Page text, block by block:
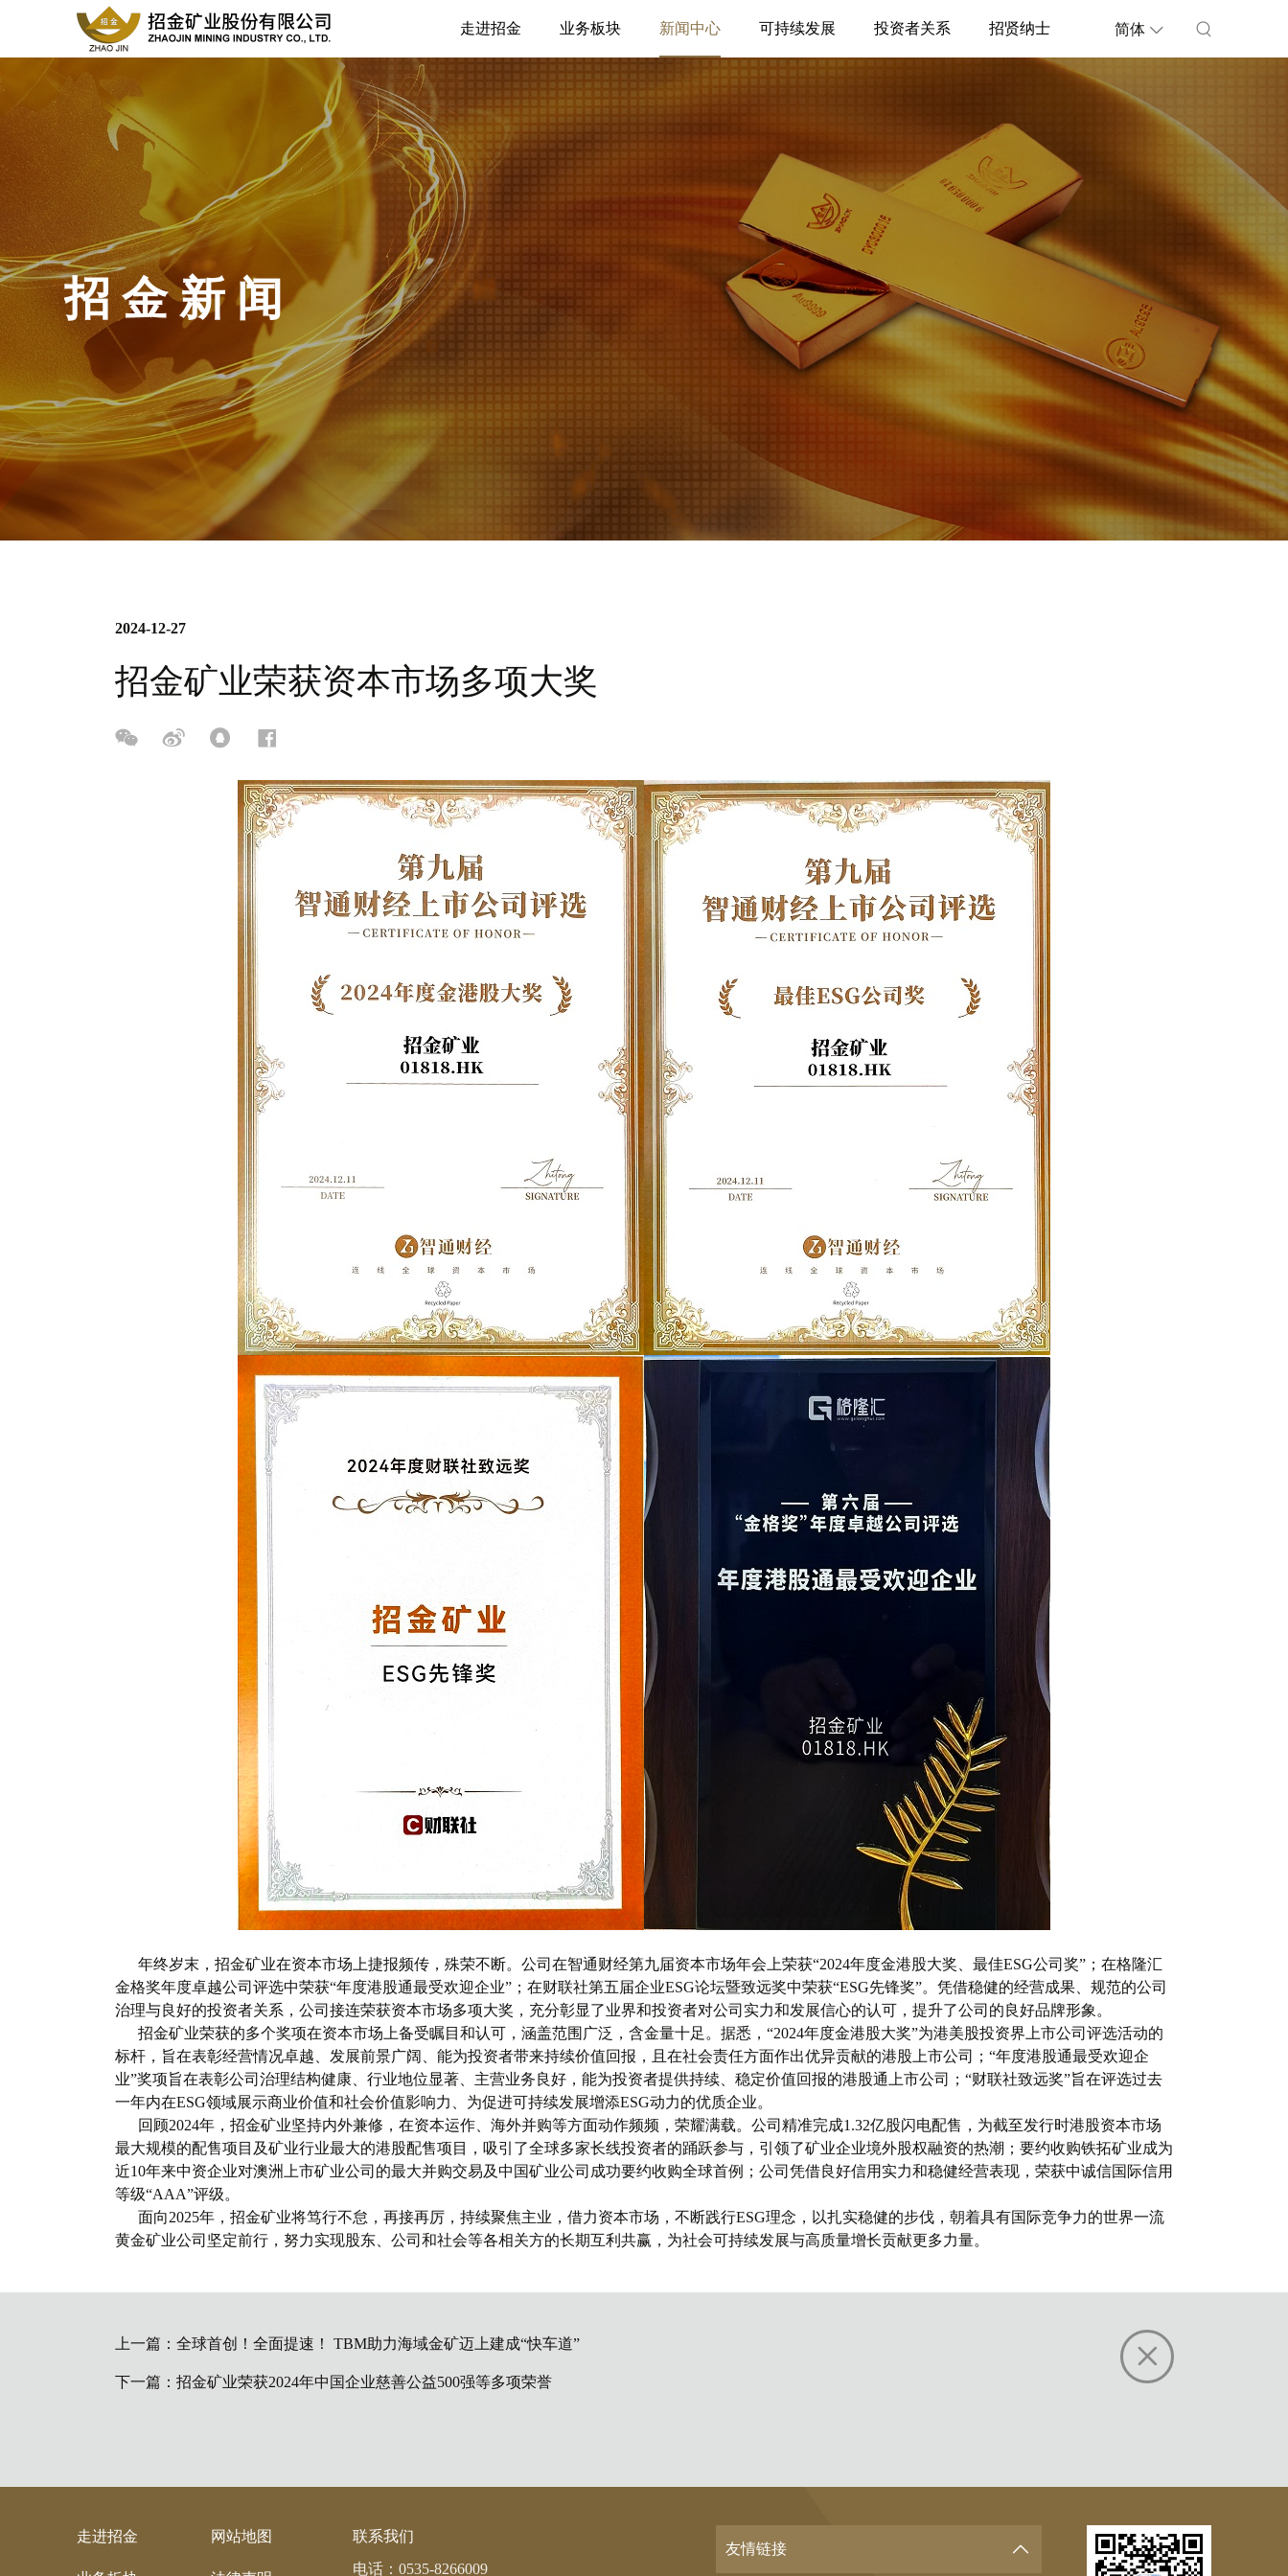
简体
走进招金 业务板块 新闻中心 可持续发展 投资者关系 招贤纳士
招 金 新 闻
2024-12-27
招金矿业荣获资本市场多项大奖
年终岁末，招金矿业在资本市场上捷报频传，殊荣不断。公司在智通财经第九届资本市场年会上荣获“2024年度金港股大奖、最佳ESG公司奖”；在格隆汇
金格奖年度卓越公司评选中荣获“年度港股通最受欢迎企业”；在财联社第五届企业ESG论坛暨致远奖中荣获“ESG先锋奖”。凭借稳健的经营成果、规范的公司
治理与良好的投资者关系，公司接连荣获资本市场多项大奖，充分彰显了业界和投资者对公司实力和发展信心的认可，提升了公司的良好品牌形象。
招金矿业荣获的多个奖项在资本市场上备受瞩目和认可，涵盖范围广泛，含金量十足。据悉，“2024年度金港股大奖”为港美股投资界上市公司评选活动的
标杆，旨在表彰经营情况卓越、发展前景广阔、能为投资者带来持续价值回报，且在社会责任方面作出优异贡献的港股上市公司；“年度港股通最受欢迎企
业”奖项旨在表彰公司治理结构健康、行业地位显著、主营业务良好，能为投资者提供持续、稳定价值回报的港股通上市公司；“财联社致远奖”旨在评选过去
一年内在ESG领域展示商业价值和社会价值影响力、为促进可持续发展增添ESG动力的优质企业。
回顾2024年，招金矿业坚持内外兼修，在资本运作、海外并购等方面动作频频，荣耀满载。公司精准完成1.32亿股闪电配售，为截至发行时港股资本市场
最大规模的配售项目及矿业行业最大的港股配售项目，吸引了全球多家长线投资者的踊跃参与，引领了矿业企业境外股权融资的热潮；要约收购铁拓矿业成为
近10年来中资企业对澳洲上市矿业公司的最大并购交易及中国矿业公司成功要约收购全球首例；公司凭借良好信用实力和稳健经营表现，荣获中诚信国际信用
等级“AAA”评级。
面向2025年，招金矿业将笃行不怠，再接再厉，持续聚焦主业，借力资本市场，不断践行ESG理念，以扎实稳健的步伐，朝着具有国际竞争力的世界一流
黄金矿业公司坚定前行，努力实现股东、公司和社会等各相关方的长期互利共赢，为社会可持续发展与高质量增长贡献更多力量。
上一篇： 全球首创！全面提速！ TBM助力海域金矿迈上建成“快车道”
下一篇： 招金矿业荣获2024年中国企业慈善公益500强等多项荣誉
走进招金 网站地图
联系我们
电话： 0535-8266009
友情链接